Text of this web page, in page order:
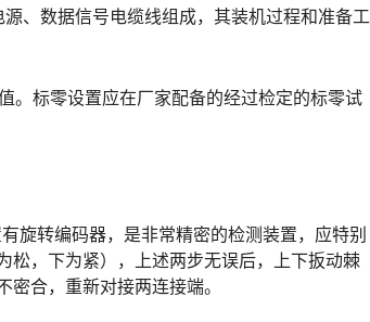
、数据信号电缆线组成，其装机过程和准备工
。标零设置应在厂家配备的经过检定的标零试
旋转编码器，是非常精密的检测装置，应特别
松，下为紧），上述两步无误后，上下扳动棘
合，重新对接两连接端。󠅅󠅃󠄵󠅂󠄪󠇖󠆨󠆨󠇕󠆞󠆒󠅬󠇘󠆭󠆘󠇙󠆝󠅵󠇗󠆭󠆁󠄐󠇗󠅹󠅸󠇖󠆍󠅳󠇖󠅹󠅰󠇖󠆌󠅹